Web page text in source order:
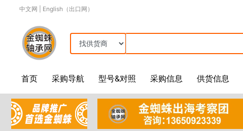
中文网 English（出口网）
首页 采购导航 型号&对照 采购信息 供货信息